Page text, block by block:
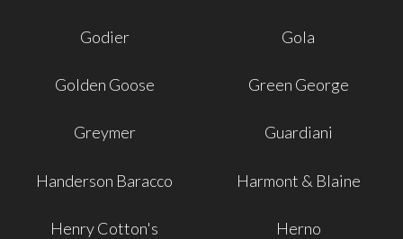
Godier Gola
Golden Goose Green George
Greymer Guardiani
Handerson Baracco Harmont & Blaine
Henry Cotton's Herno